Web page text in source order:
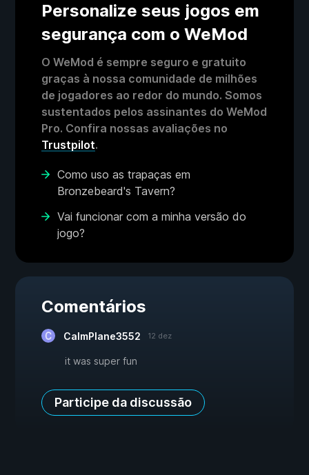
Personalize seus jogos em
segurança com o WeMod
O WeMod é sempre seguro e gratuito
graças à nossa comunidade de milhões
de jogadores ao redor do mundo. Somos
sustentados pelos assinantes do WeMod
Pro. Confira nossas avaliações no
Trustpilot.
Como uso as trapaças em
Bronzebeard's Tavern?
Vai funcionar com a minha versão do
jogo?
Comentários
CalmPlane3552 12 dez
it was super fun
Participe da discussão